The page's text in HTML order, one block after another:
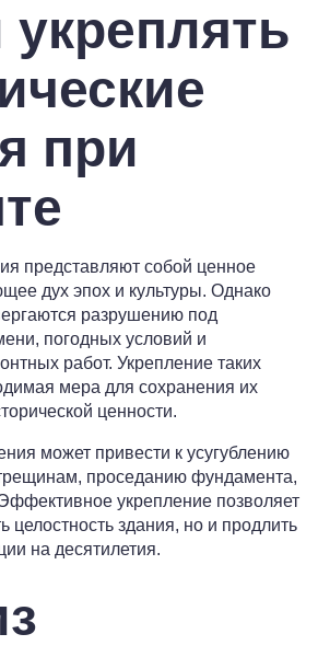
при
представляют собой ценное
дух эпох и культуры. Однако
разрушению под
погодных условий и
работ. Укрепление таких
мера для сохранения их
ценности.
может привести к усугублению
проседанию фундамента,
укрепление позволяет
целостность здания, но и продлить
на десятилетия.